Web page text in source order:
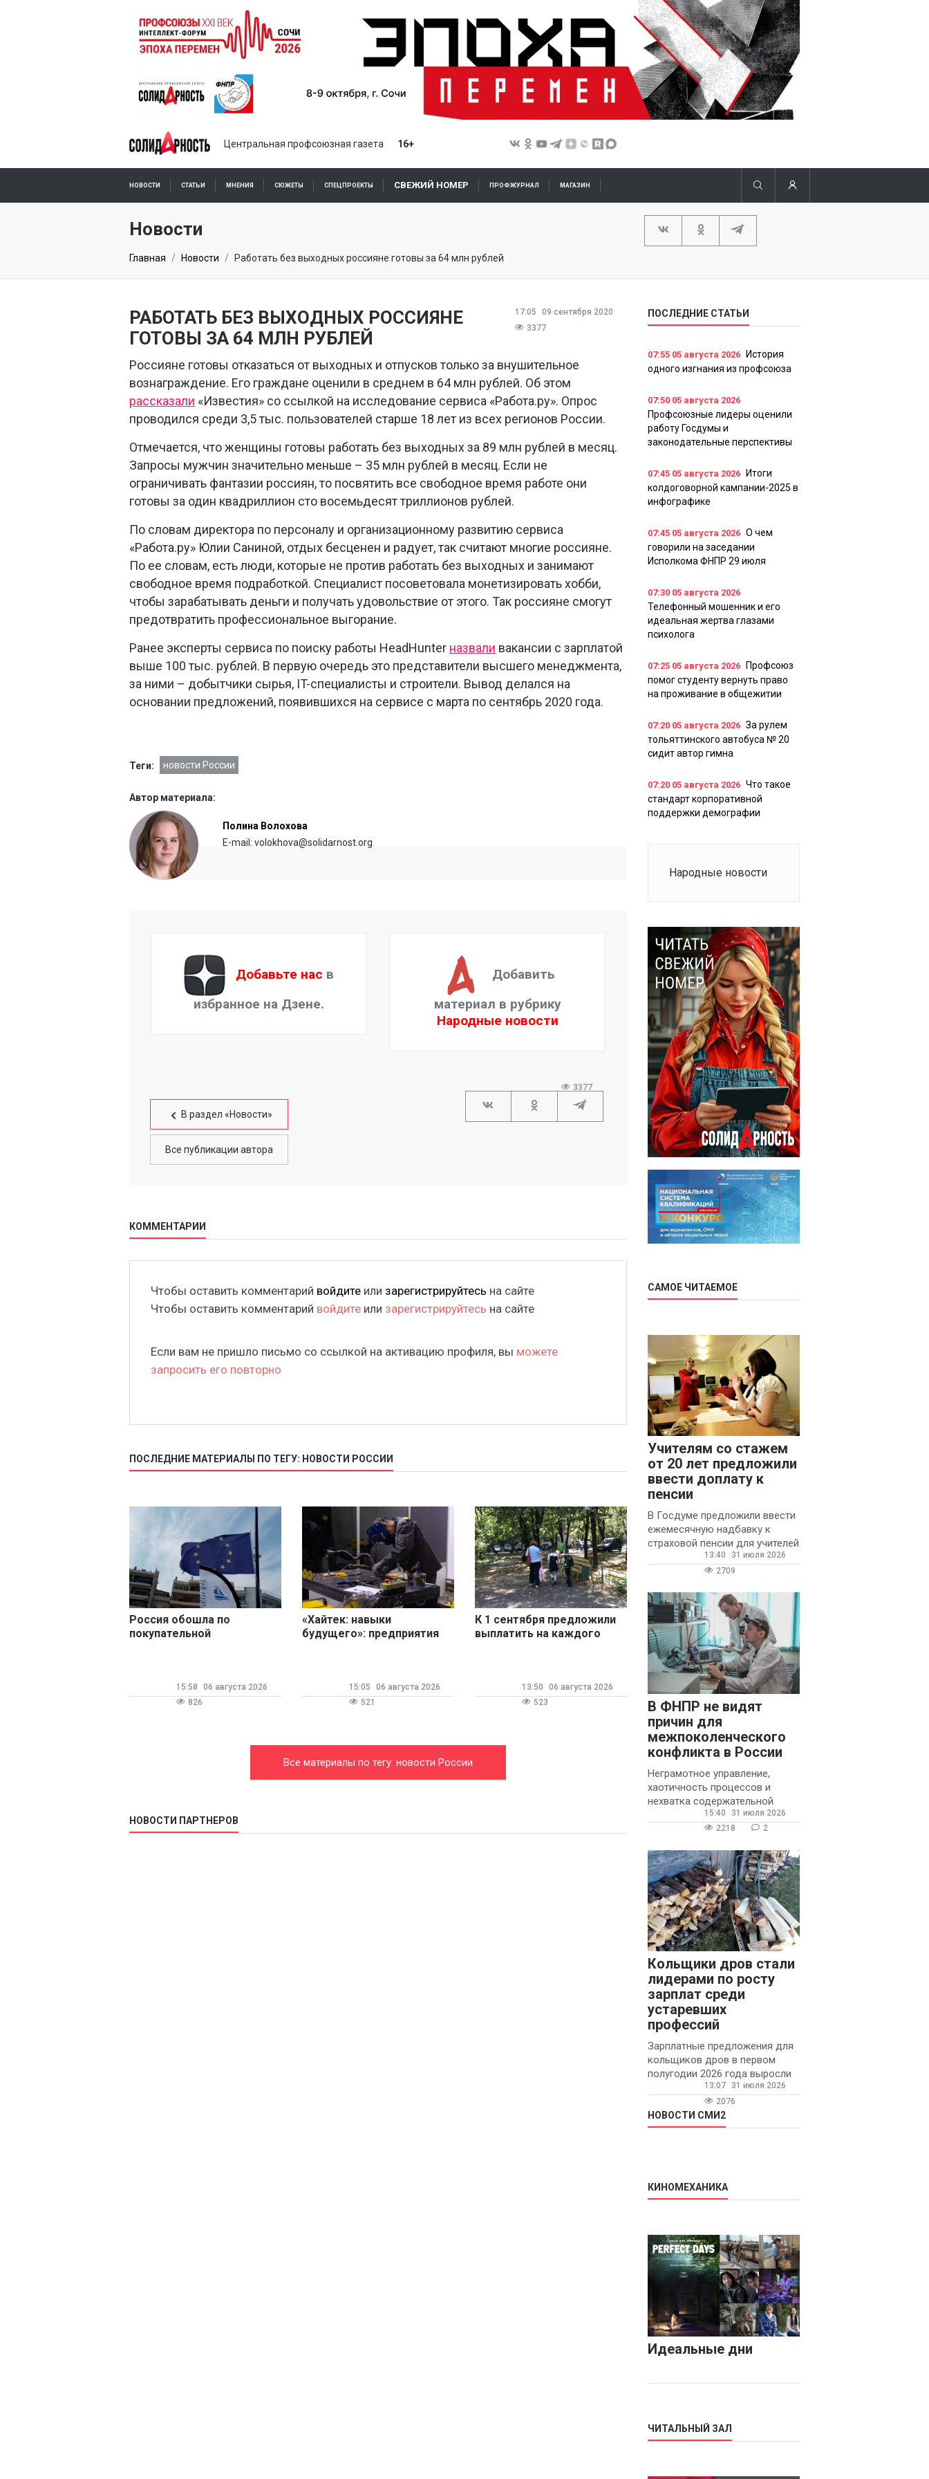
Центральная профсоюзная газета 16+
НОВОСТИ СТАТЬИ МНЕНИЯ СЮЖЕТЫ СПЕЦПРОЕКТЫ СВЕЖИЙ НОМЕР ПРОФЖУРНАЛ МАГАЗИН
ПОДПИСКА ОНЛАЙН
Новости
Главная Новости Работать без выходных россияне готовы за 64 млн рублей
17:05
09 сентября 2020
3377
РАБОТАТЬ БЕЗ ВЫХОДНЫХ РОССИЯНЕ
ГОТОВЫ ЗА 64 МЛН РУБЛЕЙ
Россияне готовы отказаться от выходных и отпусков только за внушительное
вознаграждение. Его граждане оценили в среднем в 64 млн рублей. Об этом
рассказали «Известия» со ссылкой на исследование сервиса «Работа.ру». Опрос
проводился среди 3,5 тыс. пользователей старше 18 лет из всех регионов России.
Отмечается, что женщины готовы работать без выходных за 89 млн рублей в месяц.
Запросы мужчин значительно меньше – 35 млн рублей в месяц. Если не
ограничивать фантазии россиян, то посвятить все свободное время работе они
готовы за один квадриллион сто восемьдесят триллионов рублей.
По словам директора по персоналу и организационному развитию сервиса
«Работа.ру» Юлии Саниной, отдых бесценен и радует, так считают многие россияне.
По ее словам, есть люди, которые не против работать без выходных и занимают
свободное время подработкой. Специалист посоветовала монетизировать хобби,
чтобы зарабатывать деньги и получать удовольствие от этого. Так россияне смогут
предотвратить профессиональное выгорание.
Ранее эксперты сервиса по поиску работы HeadHunter назвали вакансии с зарплатой
выше 100 тыс. рублей. В первую очередь это представители высшего менеджмента,
за ними – добытчики сырья, IT-специалисты и строители. Вывод делался на
основании предложений, появившихся на сервисе с марта по сентябрь 2020 года.
Теги: новости России
Автор материала:
Полина Волохова
E-mail: volokhova@solidarnost.org
Добавьте нас в
избранное на Дзене.
Добавить
материал в рубрику
Народные новости
В раздел «Новости»
Все публикации автора
3377
КОММЕНТАРИИ
Чтобы оставить комментарий войдите или зарегистрируйтесь на сайте
Чтобы оставить комментарий войдите или зарегистрируйтесь на сайте
Если вам не пришло письмо со ссылкой на активацию профиля, вы можете
запросить его повторно
ПОСЛЕДНИЕ МАТЕРИАЛЫ ПО ТЕГУ: НОВОСТИ РОССИИ
Россия обошла по
покупательной
15:58
06 августа 2026
826
«Хайтек: навыки
будущего»: предприятия
15:05
06 августа 2026
521
К 1 сентября предложили
выплатить на каждого
13:50
06 августа 2026
523
Все материалы по тегу: новости России
НОВОСТИ ПАРТНЕРОВ
ПОСЛЕДНИЕ СТАТЬИ
07:55 05 августа 2026
История
одного изгнания из профсоюза
07:50 05 августа 2026
Профсоюзные лидеры оценили
работу Госдумы и
законодательные перспективы
07:45 05 августа 2026
Итоги
колдоговорной кампании-2025 в
инфографике
07:45 05 августа 2026 О чем
говорили на заседании
Исполкома ФНПР 29 июля
07:30 05 августа 2026
Телефонный мошенник и его
идеальная жертва глазами
психолога
07:25 05 августа 2026
Профсоюз
помог студенту вернуть право
на проживание в общежитии
07:20 05 августа 2026 За рулем
тольяттинского автобуса № 20
сидит автор гимна
07:20 05 августа 2026 Что такое
стандарт корпоративной
поддержки демографии
Народные новости
САМОЕ ЧИТАЕМОЕ
Учителям со стажем
от 20 лет предложили
ввести доплату к
пенсии
В Госдуме предложили ввести
ежемесячную надбавку к
страховой пенсии для учителей
государственных и
муниципальных школ со
13:40
31 июля 2026
2709
В ФНПР не видят
причин для
межпоколенческого
конфликта в России
Неграмотное управление,
хаотичность процессов и
нехватка содержательной
обратной связи от
руководителя являются
конфликтов и раздражения в
15:40
31 июля 2026
2218
2
Кольщики дров стали
лидерами по росту
зарплат среди
устаревших
профессий
Зарплатные предложения для
кольщиков дров в первом
полугодии 2026 года выросли
на 58% - 62 тысяч рублей в
месяц, сообщает агентство
«Прайм».
13:07
31 июля 2026
2076
НОВОСТИ СМИ2
КИНОМЕХАНИКА
Идеальные дни
ЧИТАЛЬНЫЙ ЗАЛ